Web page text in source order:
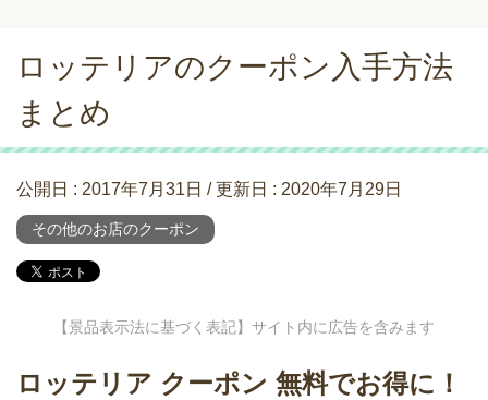
ロッテリアのクーポン入手方法
まとめ
公開日 : 2017年7月31日 / 更新日 : 2020年7月29日
その他のお店のクーポン
【景品表示法に基づく表記】サイト内に広告を含みます
ロッテリア クーポン 無料でお得に！